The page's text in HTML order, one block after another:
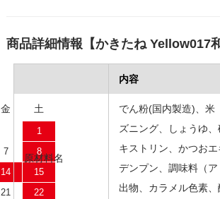
商品詳細情報【かきたね Yellow017
内容
原材料名
でん粉(国内製造)、米
ズニング、しょうゆ
キストリン、かつお
デンプン、調味料（
出物、カラメル色素
金 土
1
7
8
14
15
21
22